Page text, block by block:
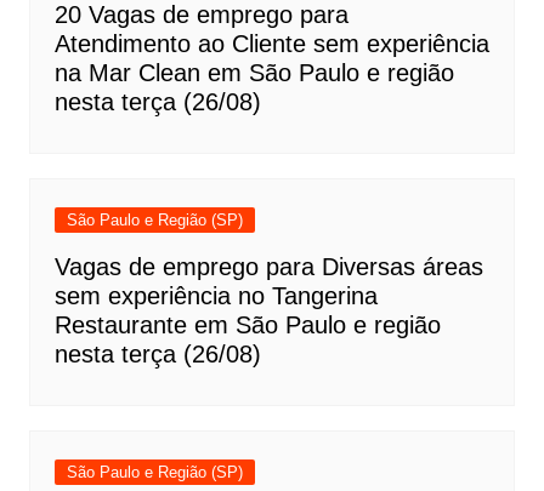
20 Vagas de emprego para
Atendimento ao Cliente sem experiência
na Mar Clean em São Paulo e região
nesta terça (26/08)
São Paulo e Região (SP)
Vagas de emprego para Diversas áreas
sem experiência no Tangerina
Restaurante em São Paulo e região
nesta terça (26/08)
São Paulo e Região (SP)